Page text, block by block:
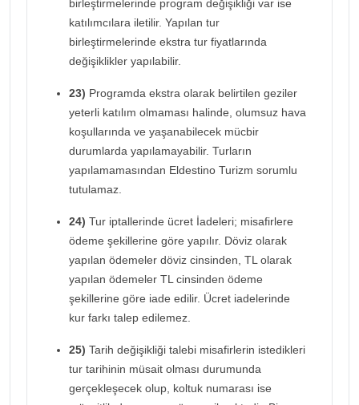
birleştirmelerinde program değişikliği var ise
katılımcılara iletilir. Yapılan tur
birleştirmelerinde ekstra tur fiyatlarında
değişiklikler yapılabilir.
23) Programda ekstra olarak belirtilen geziler
yeterli katılım olmaması halinde, olumsuz hava
koşullarında ve yaşanabilecek mücbir
durumlarda yapılamayabilir. Turların
yapılamamasından Eldestino Turizm sorumlu
tutulamaz.
24) Tur iptallerinde ücret İadeleri; misafirlere
ödeme şekillerine göre yapılır. Döviz olarak
yapılan ödemeler döviz cinsinden, TL olarak
yapılan ödemeler TL cinsinden ödeme
şekillerine göre iade edilir. Ücret iadelerinde
kur farkı talep edilemez.
25) Tarih değişikliği talebi misafirlerin istedikleri
tur tarihinin müsait olması durumunda
gerçekleşecek olup, koltuk numarası ise